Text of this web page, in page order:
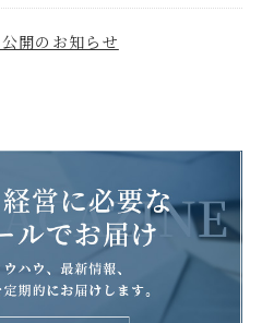
開のお知らせ